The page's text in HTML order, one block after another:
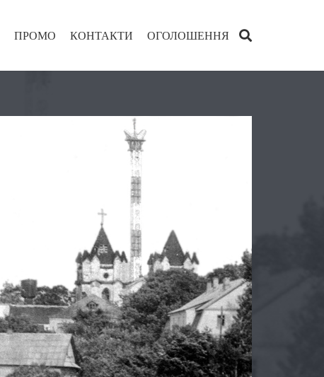
ПРОМО КОНТАКТИ ОГОЛОШЕННЯ